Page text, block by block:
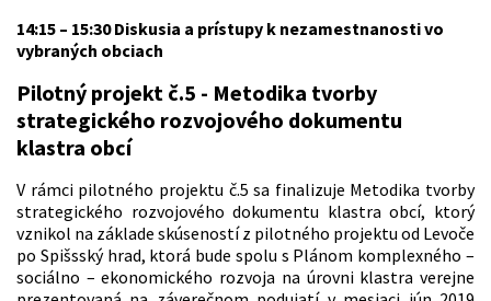
14:15 – 15:30 Diskusia a prístupy k nezamestnanosti vo
vybraných obciach
Pilotný projekt č.5 - Metodika tvorby
strategického rozvojového dokumentu
klastra obcí
V rámci pilotného projektu č.5 sa finalizuje Metodika tvorby
strategického rozvojového dokumentu klastra obcí, ktorý
vznikol na základe skúseností z pilotného projektu od Levoče
po Spišsský hrad, ktorá bude spolu s Plánom komplexného –
sociálno – ekonomického rozvoja na úrovni klastra verejne